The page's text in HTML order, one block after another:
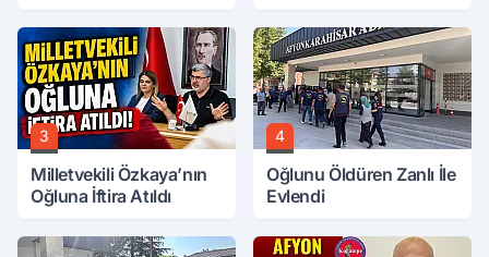
3
Milletvekili Özkaya’nın
Oğluna İftira Atıldı
4
Oğlunu Öldüren Zanlı İle
Evlendi